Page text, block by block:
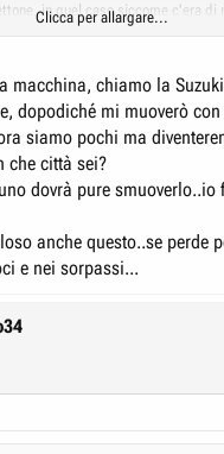
in quel caso siccome c'era di
subito il richiamo per non avere
regolatore di coppia (problema che
riassettare tutte le centraline e
una spesa enorme che per pochi
sedia. Come avevo preannunciato
tramite concessionaria in
dalla Suzuki non toccano niente...
che ho interpellato non ha provato
l'intero problema
al 100%
Clicca per allargare...
macchina, chiamo la
dopodiché mi muoverò
siamo pochi ma
che città sei?
dovrà pure smuoverlo..io
anche questo..se perde
e nei sorpassi...